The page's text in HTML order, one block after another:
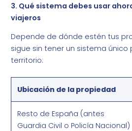
3. Qué sistema debes usar
viajeros
Depende de dónde estén tus
sigue sin tener un sistema único
territorio:
Ubicación de la propiedad
Resto de España (antes
Guardia Civil o Policía Nacional)